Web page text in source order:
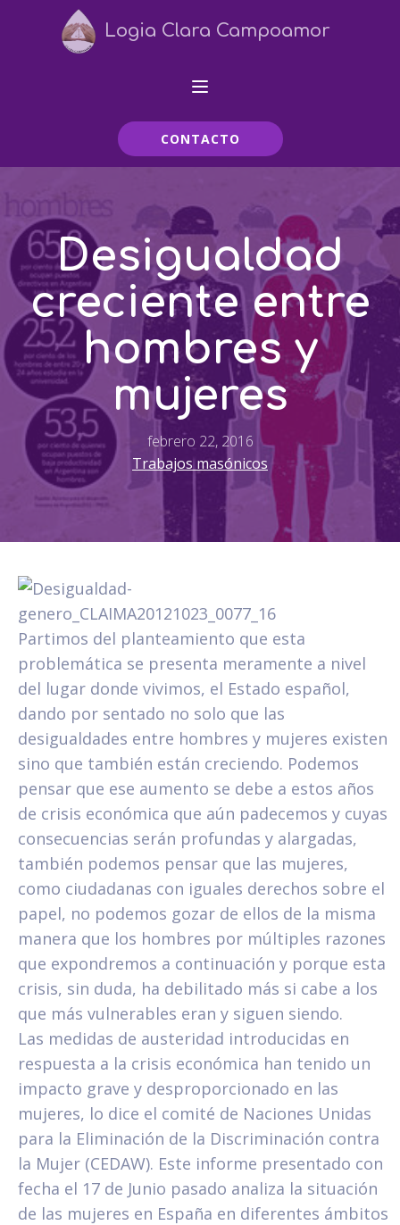
Logia Clara Campoamor
CONTACTO
Desigualdad
creciente entre
hombres y
mujeres
febrero 22, 2016
Trabajos masónicos
Partimos del planteamiento que esta
problemática se presenta meramente a nivel
del lugar donde vivimos, el Estado español,
dando por sentado no solo que las
desigualdades entre hombres y mujeres existen
sino que también están creciendo. Podemos
pensar que ese aumento se debe a estos años
de crisis económica que aún padecemos y cuyas
consecuencias serán profundas y alargadas,
también podemos pensar que las mujeres,
como ciudadanas con iguales derechos sobre el
papel, no podemos gozar de ellos de la misma
manera que los hombres por múltiples razones
que expondremos a continuación y porque esta
crisis, sin duda, ha debilitado más si cabe a los
que más vulnerables eran y siguen siendo.
Las medidas de austeridad introducidas en
respuesta a la crisis económica han tenido un
impacto grave y desproporcionado en las
mujeres, lo dice el comité de Naciones Unidas
para la Eliminación de la Discriminación contra
la Mujer (CEDAW). Este informe presentado con
fecha el 17 de Junio pasado analiza la situación
de las mujeres en España en diferentes ámbitos